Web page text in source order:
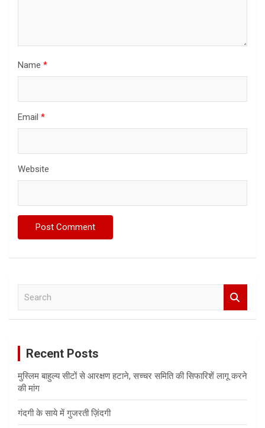
Name *
Email *
Website
Recent Posts
मुस्लिम बाहुल्य सीटों से आरक्षण हटाने, सच्चर समिति की सिफारिशें लागू करने
की मांग
गंदगी के साये में गुजरती ज़िंदगी